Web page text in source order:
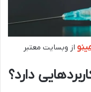
از وبسایت معتبر
دارد؟